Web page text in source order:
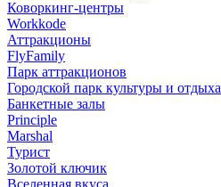
Коворкинг-центры
Workkode
Аттракционы
FlyFamily
Парк аттракционов
Городской парк культуры и отдыха
Банкетные залы
Principle
Marshal
Турист
Золотой ключик
Вселенная вкуса